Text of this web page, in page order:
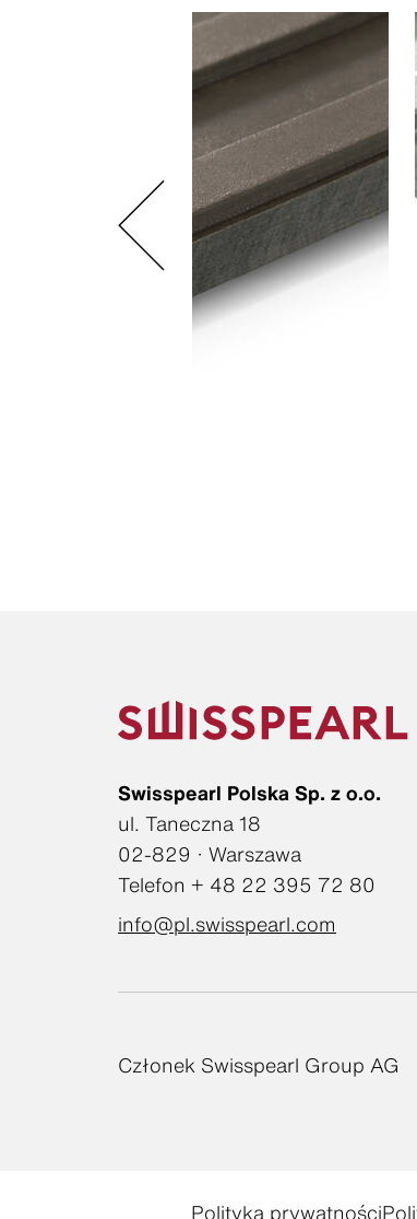
Swisspearl Polska Sp. z o.o.
ul. Taneczna 18
02-829 · Warszawa
Telefon + 48 22 395 72 80
info@pl.swisspearl.com
Członek Swisspearl Group AG
Polityka prywatności